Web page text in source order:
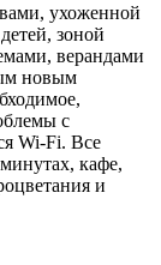
ухоженной
зоной
верандами
новым
с
Wi-Fi. Все
кафе,
и